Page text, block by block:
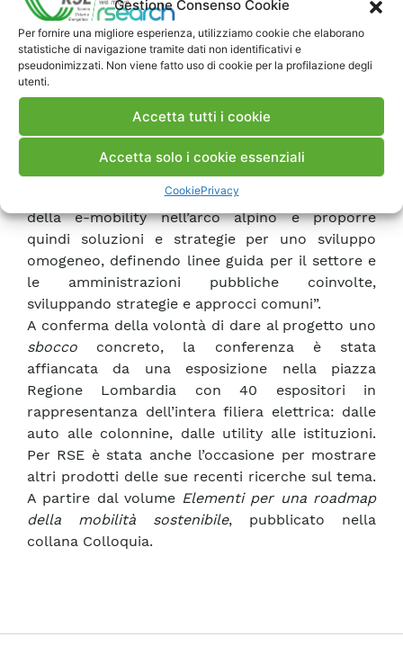
Gestione Consenso Cookie
Per fornire una migliore esperienza, utilizziamo cookie che elaborano
statistiche di navigazione tramite dati non identificativi e
pseudonimizzati. Non viene fatto uso di cookie per la profilazione degli
utenti.
Accetta tutti i cookie
Accetta solo i cookie essenziali
CookiePrivacy
e capacità di raccogliersi attorno al programma
di e-MOTICON. RSE ha conferito al consorzio la
sua esperienza sugli impatti che la mobilità
elettrica avrà in termini di decarbonizzazione e
interconnessione, per gli aspetti regolatori e di
Cristina Cavicchioli ha ribadito come “il progetto
e-MOTICON ha voluto affrontare proprio il
problema di un uso ridotto e non omogeneo
della e-mobility nell’arco alpino e proporre
quindi soluzioni e strategie per uno sviluppo
omogeneo, definendo linee guida per il settore e
le amministrazioni pubbliche coinvolte,
sviluppando strategie e approcci comuni”.
A conferma della volontà di dare al progetto uno
sbocco concreto, la conferenza è stata
affiancata da una esposizione nella piazza
Regione Lombardia con 40 espositori in
rappresentanza dell’intera filiera elettrica: dalle
auto alle colonnine, dalle utility alle istituzioni.
Per RSE è stata anche l’occasione per mostrare
altri prodotti delle sue recenti ricerche sul tema.
A partire dal volume Elementi per una roadmap
della mobilità sostenibile, pubblicato nella
collana Colloquia.